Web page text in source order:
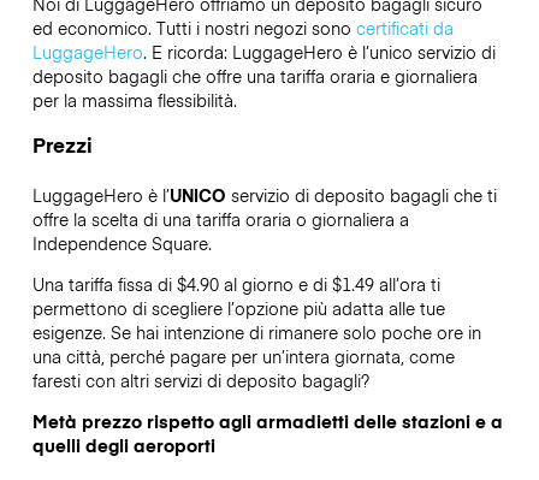
ed economico. Tutti i nostri negozi sono certificati da
LuggageHero. E ricorda: LuggageHero è l’unico servizio di
deposito bagagli che offre una tariffa oraria e giornaliera
per la massima flessibilità.
Prezzi
LuggageHero è l’UNICO servizio di deposito bagagli che ti
offre la scelta di una tariffa oraria o giornaliera a
Independence Square.
Una tariffa fissa di $4.90 al giorno e di $1.49 all’ora ti
permettono di scegliere l’opzione più adatta alle tue
esigenze. Se hai intenzione di rimanere solo poche ore in
una città, perché pagare per un’intera giornata, come
faresti con altri servizi di deposito bagagli?
Metà prezzo rispetto agli armadietti delle stazioni e a
quelli degli aeroporti